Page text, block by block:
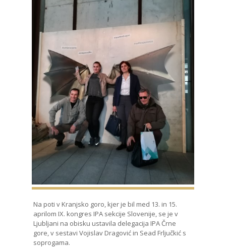
Na poti v Kranjsko goro, kjer je bil med 13. in 15.
aprilom IX. kongres IPA sekcije Slovenije, se je v
Ljubljani na obisku ustavila delegacija IPA Črne
gore, v sestavi Vojislav Dragović in Sead Frljučkić s
soprogama.